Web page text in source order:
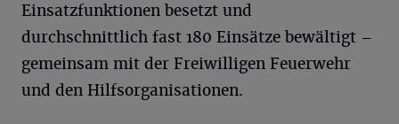
Einsatzfunktionen besetzt und
durchschnittlich fast 180 Einsätze bewältigt –
gemeinsam mit der Freiwilligen Feuerwehr
und den Hilfsorganisationen.